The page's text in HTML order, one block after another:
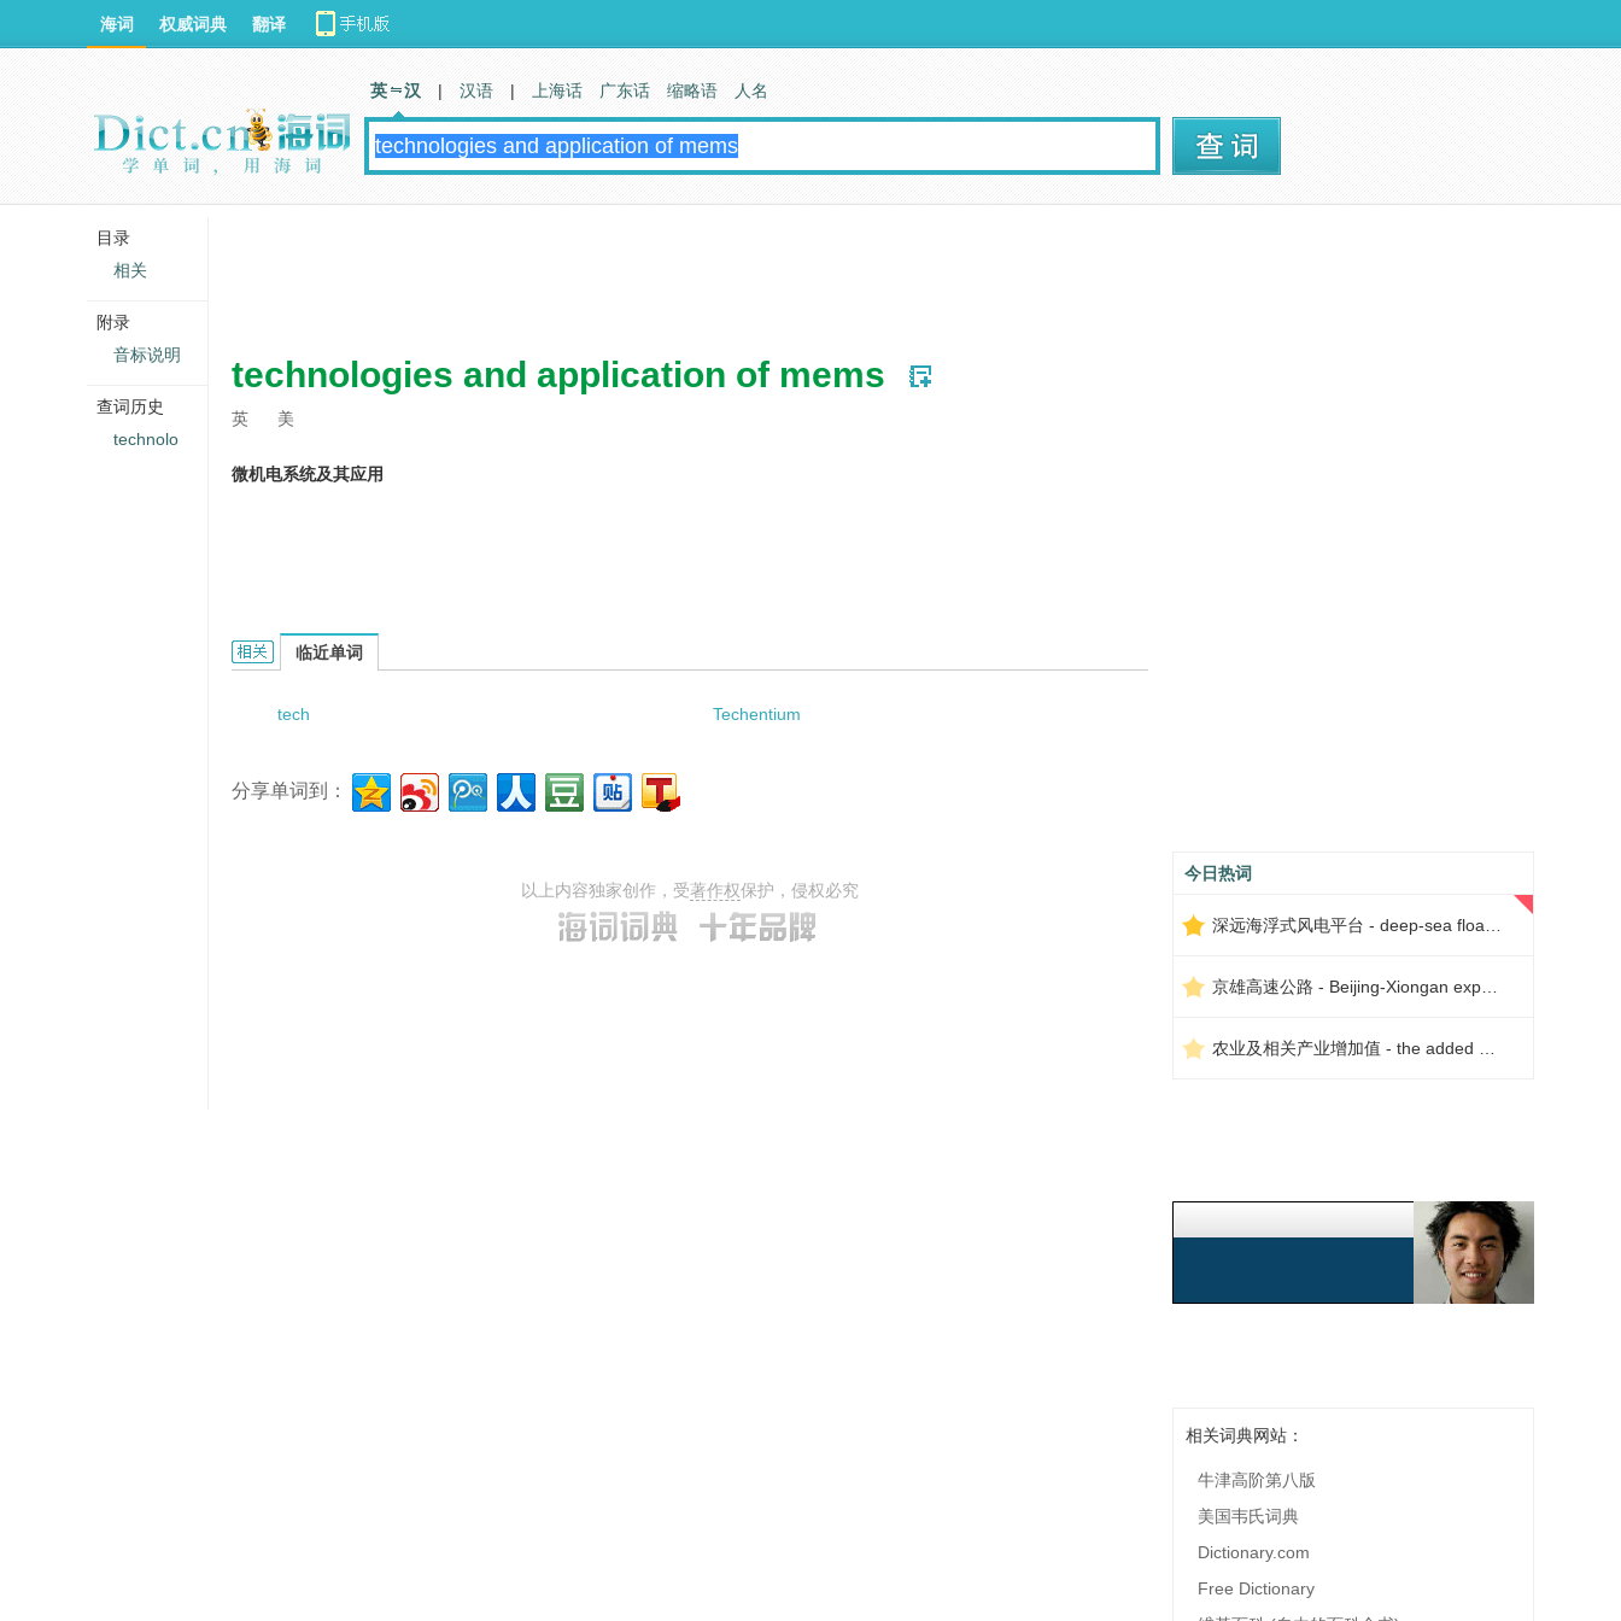
technologies and application of mems
英 美
微机电系统及其应用
Technologies and Application of MEMS的相关资料：
临近单词
tech Techentium
分享单词到：
以上内容独家创作，受著作权保护，侵权必究
今日热词
相关词典网站：
牛津高阶第八版
美国韦氏词典
Dictionary.com
Free Dictionary
海词 权威词典 翻译
英 汉 | 汉语 | 上海话 广东话 缩略语 人名
目录
相关
附录
音标说明
查词历史
technolo